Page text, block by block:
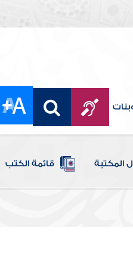
المكتبة قائمة الكتب